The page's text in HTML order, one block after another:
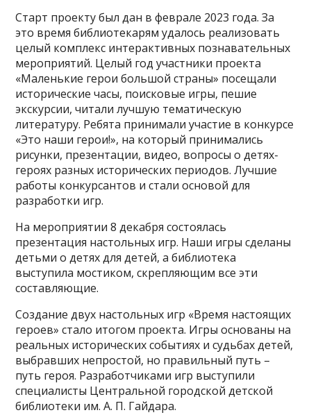
Старт проекту был дан в феврале 2023 года. За
это время библиотекарям удалось реализовать
целый комплекс интерактивных познавательных
мероприятий. Целый год участники проекта
«Маленькие герои большой страны» посещали
исторические часы, поисковые игры, пешие
экскурсии, читали лучшую тематическую
литературу. Ребята принимали участие в конкурсе
«Это наши герои!», на который принимались
рисунки, презентации, видео, вопросы о детях-
героях разных исторических периодов. Лучшие
работы конкурсантов и стали основой для
разработки игр.
На мероприятии 8 декабря состоялась
презентация настольных игр. Наши игры сделаны
детьми о детях для детей, а библиотека
выступила мостиком, скрепляющим все эти
составляющие.
Создание двух настольных игр «Время настоящих
героев» стало итогом проекта. Игры основаны на
реальных исторических событиях и судьбах детей,
выбравших непростой, но правильный путь –
путь героя. Разработчиками игр выступили
специалисты Центральной городской детской
библиотеки им. А. П. Гайдара.